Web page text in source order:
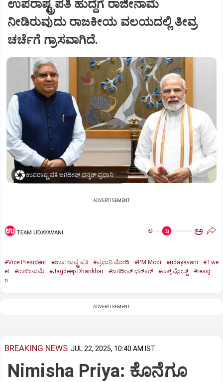
ಉಪರಾಷ್ಟ್ರಪತಿ ಹುದ್ದೆಗೆ ರಾಜೀನಾಮೆ
ನೀಡಿರುವುದು ರಾಜಕೀಯ ವಲಯದಲ್ಲಿ ತೀವ್ರ
ಚರ್ಚೆಗೆ ಗ್ರಾಸವಾಗಿದೆ.
ಉಪರಾಷ್ಟ್ರಪತಿ ಜಗದೀಪ್‌ ಧನ್ಕರ್-ಪ್ರಧಾನಿ ಮೋದಿ
ADVERTISEMENT
TEAM UDAYAVANI ಅ ಅ
#Vice President #ಉಪ ರಾಷ್ಟ್ರಪತಿ #ಪ್ರಧಾನಿ ಮೋದಿ #PM Modi #udayavani
#Twe
et
#ರಾಜೀನಾಮೆ #Jagdeep Dhankhar #ಜಗದೀಪ್‌ ಧನ್‌ಕರ್‌ #ಎಕ್ಸ್‌ ಪೋಸ್ಟ್
#resig
n
ADVERTISEMENT
BREAKING NEWS JUL 22, 2025, 10:40 AM IST
Nimisha Priya: ಕೊನೆಗೂ